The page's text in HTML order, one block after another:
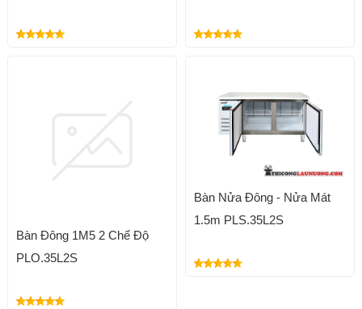
Bàn Đông 1M5 2 Chế Độ
PLO.35L2S
Bàn Nửa Đông - Nửa Mát
1.5m PLS.35L2S